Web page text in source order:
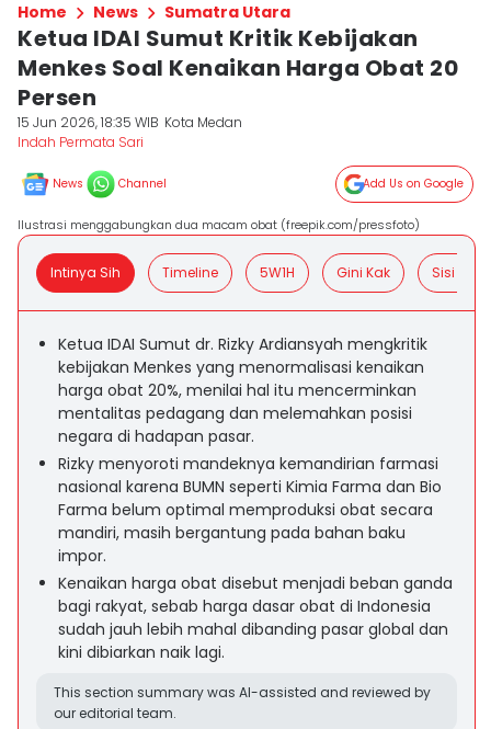
Home News Sumatra Utara
Ketua IDAI Sumut Kritik Kebijakan
Menkes Soal Kenaikan Harga Obat 20
Persen
15 Jun 2026, 18:35 WIB Kota Medan
Indah Permata Sari
News Channel Add Us on Google
Ilustrasi menggabungkan dua macam obat (freepik.com/pressfoto)
Intinya Sih Timeline 5W1H Gini Kak Sisi
Ketua IDAI Sumut dr. Rizky Ardiansyah mengkritik
kebijakan Menkes yang menormalisasi kenaikan
harga obat 20%, menilai hal itu mencerminkan
mentalitas pedagang dan melemahkan posisi
negara di hadapan pasar.
Rizky menyoroti mandeknya kemandirian farmasi
nasional karena BUMN seperti Kimia Farma dan Bio
Farma belum optimal memproduksi obat secara
mandiri, masih bergantung pada bahan baku
impor.
Kenaikan harga obat disebut menjadi beban ganda
bagi rakyat, sebab harga dasar obat di Indonesia
sudah jauh lebih mahal dibanding pasar global dan
kini dibiarkan naik lagi.
This section summary was AI-assisted and reviewed by
our editorial team.